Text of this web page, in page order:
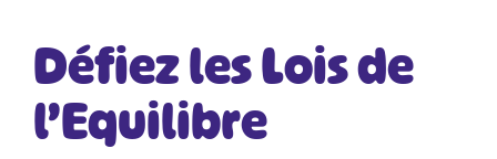
Défiez les Lois de
l’Equilibre